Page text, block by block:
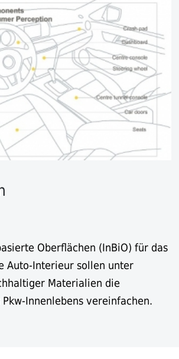
Oberflächen (InBiO) für das
Auto-Interieur sollen unter
Materialien die
Innenlebens vereinfachen.